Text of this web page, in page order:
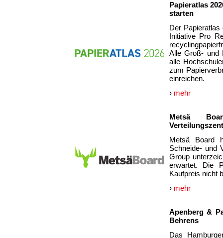
Papieratlas
starten
Der Papieratlas
Initiative Pro
Alle Groß- und
alle
zum
einreichen.
› mehr
Metsä
Metsä Board
Schneide- und
Group
erwartet. Die
Kaufpreis nicht
› mehr
Apenberg &
Behrens
Das